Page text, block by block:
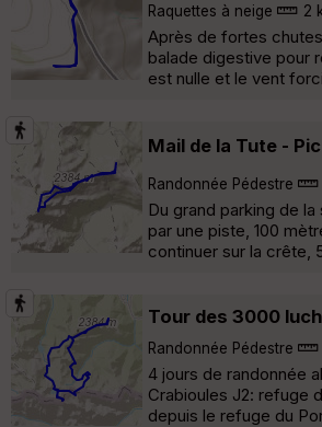
Raquettes à neige 2
Après de fortes
balade digestive pour
est nulle et le vent
Mail de la Tute -
Randonnée Pédestre
Du grand parking de
par une piste, 100
continuer sur la crête,
Tour des 3000
Randonnée Pédestre
4 jours de randonnée
Crabioules J2: refuge
depuis le refuge du